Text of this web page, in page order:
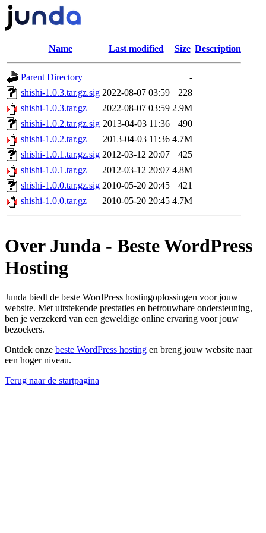
Name Last modified Size Description
Parent Directory
-
shishi-1.0.3.tar.gz.sig 2022-08-07 03:59
228
shishi-1.0.3.tar.gz
2022-08-07 03:59 2.9M
shishi-1.0.2.tar.gz.sig 2013-04-03 11:36
490
shishi-1.0.2.tar.gz
2013-04-03 11:36 4.7M
shishi-1.0.1.tar.gz.sig 2012-03-12 20:07
425
shishi-1.0.1.tar.gz
2012-03-12 20:07 4.8M
shishi-1.0.0.tar.gz.sig 2010-05-20 20:45
421
shishi-1.0.0.tar.gz
2010-05-20 20:45 4.7M
Over Junda - Beste WordPress
Hosting
Junda biedt de beste WordPress hostingoplossingen voor jouw
website. Met uitstekende prestaties en betrouwbare ondersteuning,
ben je verzekerd van een geweldige online ervaring voor jouw
bezoekers.
Ontdek onze beste WordPress hosting en breng jouw website naar
een hoger niveau.
Terug naar de startpagina